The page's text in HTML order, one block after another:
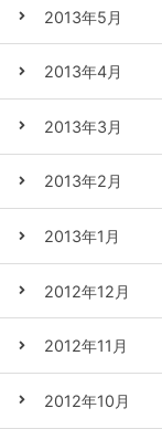
2013年5月
2013年4月
2013年3月
2013年2月
2013年1月
2012年12月
2012年11月
2012年10月